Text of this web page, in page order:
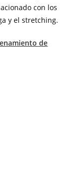
con los
y el stretching.
de